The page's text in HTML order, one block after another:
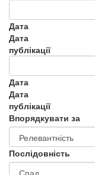
Дата
Дата
публікації
Дата
Дата
публікації
Впорядкувати за
Послідовність